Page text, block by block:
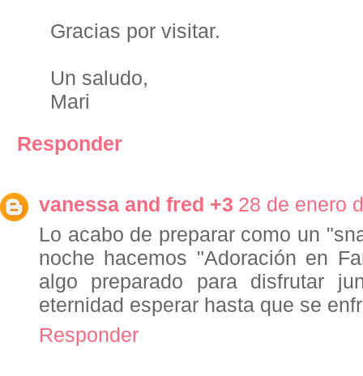
Gracias por visitar.
Un saludo,
Mari
Responder
vanessa and fred +3 28 de enero
Lo acabo de preparar como un
noche hacemos "Adoración en
algo preparado para disfrutar
eternidad esperar hasta que se
Responder